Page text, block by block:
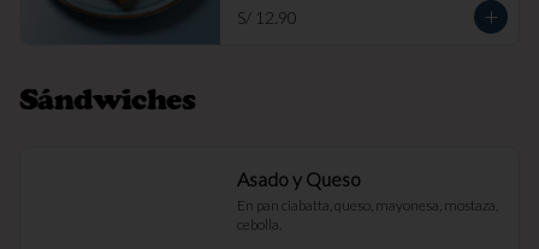
S/ 12.90
Sándwiches
Asado y Queso
En pan ciabatta, queso, mayonesa, mostaza,
cebolla.